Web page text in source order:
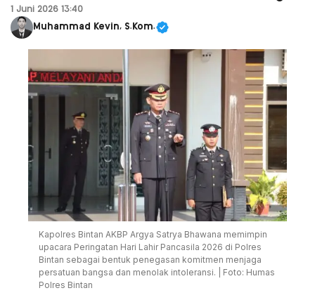
1 Juni 2026 13:40
Muhammad Kevin, S.Kom.
Kapolres Bintan AKBP Argya Satrya Bhawana memimpin
upacara Peringatan Hari Lahir Pancasila 2026 di Polres
Bintan sebagai bentuk penegasan komitmen menjaga
persatuan bangsa dan menolak intoleransi. | Foto: Humas
Polres Bintan